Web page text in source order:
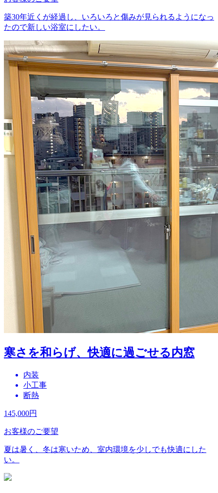
築30年近くが経過し、いろいろと傷みが見られるようになっ
たので新しい浴室にしたい。
寒さを和らげ、快適に過ごせる内窓
内装
小工事
断熱
145,000円
お客様のご要望
夏は暑く、冬は寒いため、室内環境を少しでも快適にした
い。